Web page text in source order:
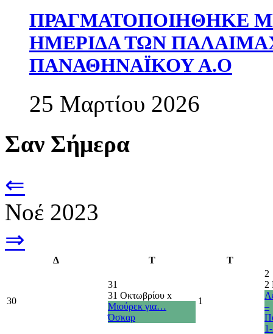
ΠΡΑΓΜΑΤΟΠΟΙΗΘΗΚΕ
ΗΜΕΡΙΔΑ ΤΩΝ
ΠΑΝΑΘΗΝΑΪΚΟΥ Α.Ο
25 Μαρτίου 2026
Σαν Σήμερα
⇐
Νοέ 2023
⇒
Δ Τ Τ
30
31
31 Οκτωβρίου x
Μιούρεκ για…
Όσκαρ
1
2
2
–